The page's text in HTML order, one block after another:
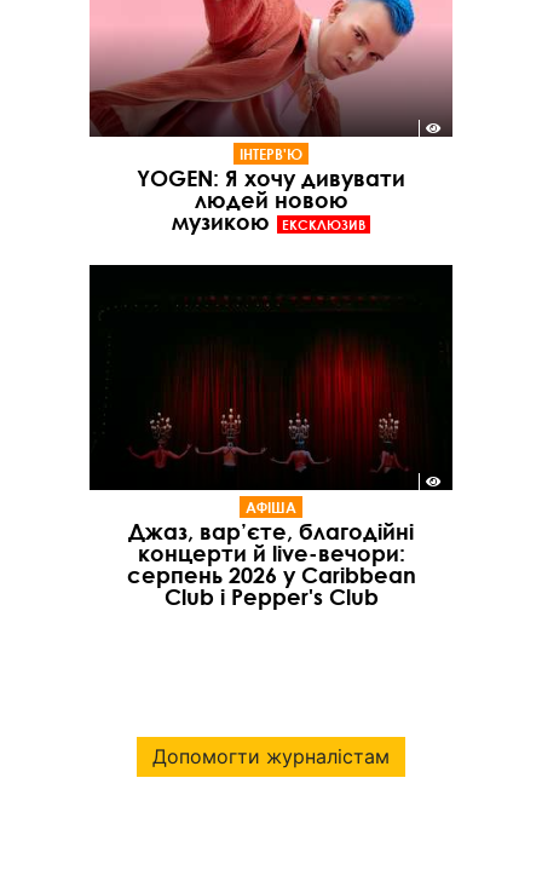
ІНТЕРВ'Ю
YOGEN: Я хочу дивувати
людей новою
музикою
ЕКСКЛЮЗИВ
АФІША
Джаз, вар’єте, благодійні
концерти й live-вечори:
серпень 2026 у Caribbean
Club і Pepper's Club
Допомогти журналістам